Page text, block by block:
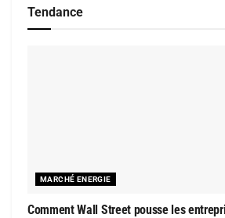
Tendance
MARCHÉ ENERGIE
Comment Wall Street pousse les